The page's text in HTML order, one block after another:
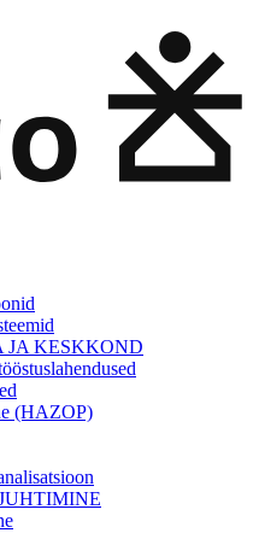
JA KESKKOND
(HAZOP)